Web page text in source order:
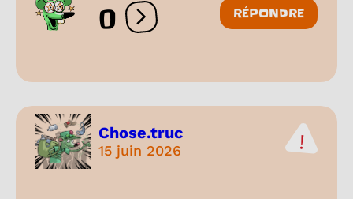
0 Ouvrir les réactions
RÉPONDRE
Chose.truc
15 juin 2026